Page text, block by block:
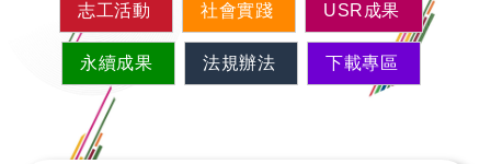
志工活動 社會實踐 USR成果
永續成果 法規辦法 下載專區